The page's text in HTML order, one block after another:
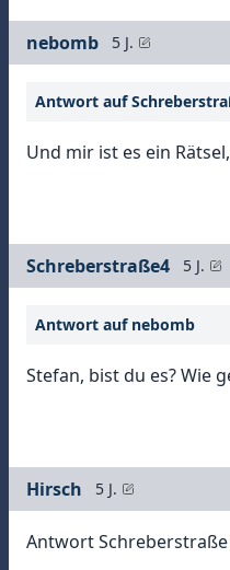
nebomb 5 J.
Antwort auf
Und mir ist es ein
Schreberstraße4 5 J.
Antwort auf nebomb
Stefan, bist du es? Wie
Hirsch 5 J.
Antwort